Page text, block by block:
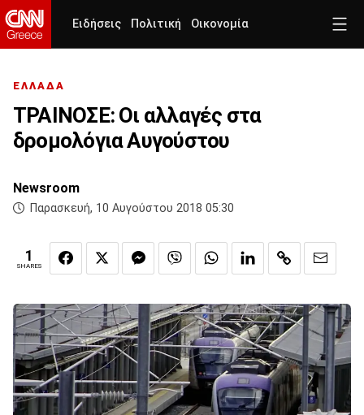
Ειδήσεις Πολιτική Οικονομία
ΕΛΛΑΔΑ
ΤΡΑΙΝΟΣΕ: Οι αλλαγές στα
δρομολόγια Αυγούστου
Newsroom
Παρασκευή, 10 Αυγούστου 2018 05:30
1
SHARES